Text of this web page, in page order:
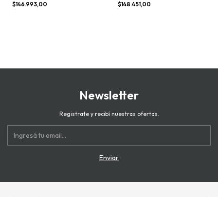
$146.993,00
$148.451,00
Newsletter
Registrate y recibí nuestras ofertas.